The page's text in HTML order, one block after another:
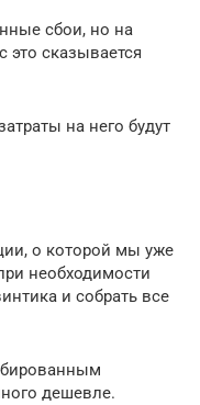
сбои, но на
это сказывается
на него будут
о которой мы уже
необходимости
и собрать все
дешевле.